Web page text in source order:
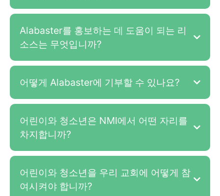
Alabaster를 홍보하는 데 도움이 되는 리
소스는 무엇입니까?
어떻게 Alabaster에 기부할 수 있나요?
어린이와 청소년은 NMI에서 어떤 자리를
차지합니까?
어린이와 청소년을 우리 교회에 어떻게 참
여시켜야 합니까?